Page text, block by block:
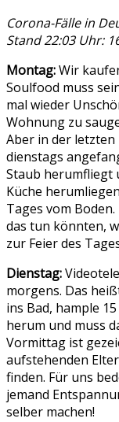
Corona-Fälle in
Stand 22:03 Uhr:
Montag:Wir
Soulfood muss
mal wieder
Wohnung zu
Aber in der
dienstags
Staub herumfliegt
Küche
Tages vom
das tun könnten,
zur Feier des
Dienstag:
morgens. Das
ins Bad, hample
herum und muss
Vormittag ist
aufstehenden
finden. Für uns
jemand
selber machen!